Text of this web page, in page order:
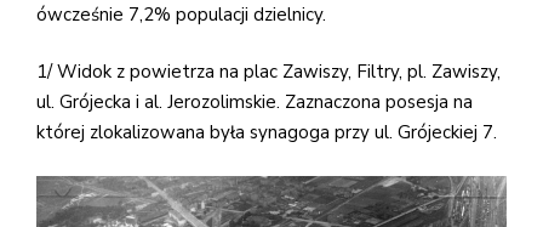
ówcześnie 7,2% populacji dzielnicy.
1/ Widok z powietrza na plac Zawiszy, Filtry, pl. Zawiszy,
ul. Grójecka i al. Jerozolimskie. Zaznaczona posesja na
której zlokalizowana była synagoga przy ul. Grójeckiej 7.